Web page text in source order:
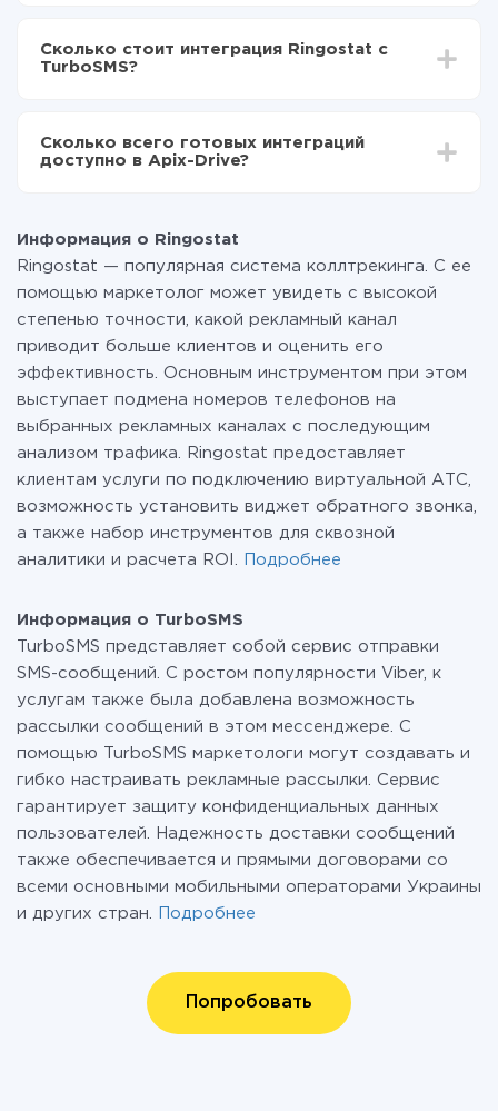
Теперь данные будут автоматически
передаваться из Ringostat в TurboSMS
отличаться и составлять от 5-ти до 30-минут. В
среднем настройка занимает 10-15 минут.
Сколько стоит интеграция Ringostat с
TurboSMS?
функционал. Вы оплачиваете только количество
данных, которые по факту передаются из одной
перейти на платный, при необходимости. Подробнее
отарифах .
Сколько всего готовых интеграций
доступно в Apix-Drive?
Информация о Ringostat
Ringostat — популярная система коллтрекинга. С ее
помощью маркетолог может увидеть с высокой
степенью точности, какой рекламный канал
приводит больше клиентов и оценить его
эффективность. Основным инструментом при этом
выступает подмена номеров телефонов на
выбранных рекламных каналах с последующим
анализом трафика. Ringostat предоставляет
клиентам услуги по подключению виртуальной АТС,
возможность установить виджет обратного звонка,
а также набор инструментов для сквозной
аналитики и расчета ROI.
Подробнее
Информация о TurboSMS
TurboSMS представляет собой сервис отправки
SMS-сообщений. С ростом популярности Viber, к
услугам также была добавлена возможность
рассылки сообщений в этом мессенджере. С
помощью TurboSMS маркетологи могут создавать и
гибко настраивать рекламные рассылки. Сервис
гарантирует защиту конфиденциальных данных
пользователей. Надежность доставки сообщений
также обеспечивается и прямыми договорами со
всеми основными мобильными операторами Украины
и других стран.
Подробнее
Попробовать